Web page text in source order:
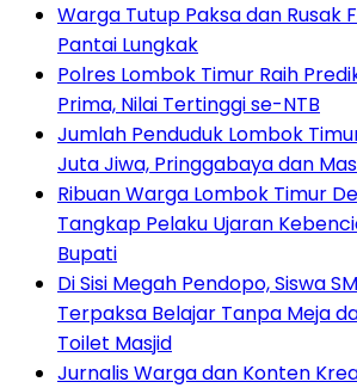
Warga Tutup Paksa dan Rusak
Pantai Lungkak
Polres Lombok Timur Raih
Prima, Nilai Tertinggi se-NTB
Jumlah Penduduk Lombok
Juta Jiwa, Pringgabaya dan
Ribuan Warga Lombok Timur
Tangkap Pelaku Ujaran
Bupati
Di Sisi Megah Pendopo, Siswa
Terpaksa Belajar Tanpa Meja
Toilet Masjid
Jurnalis Warga dan Konten